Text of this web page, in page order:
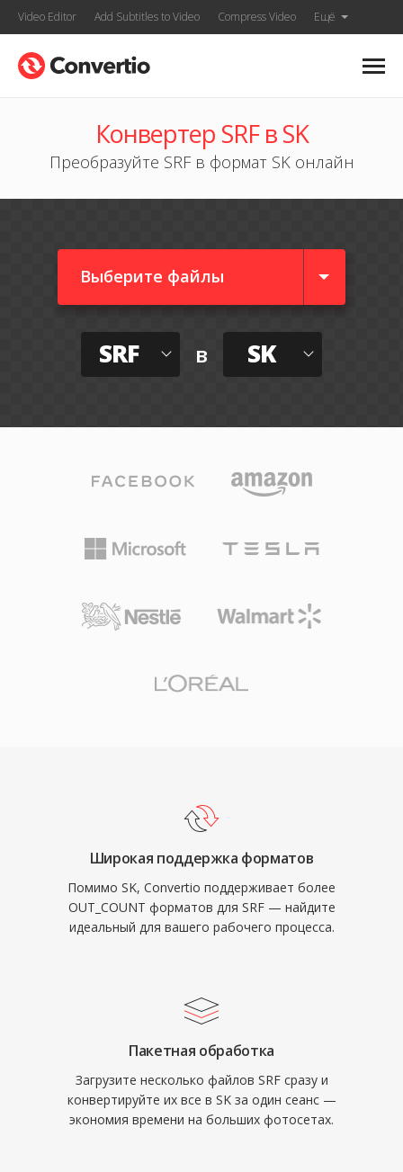
Video Editor Add Subtitles to Video Compress Video Ещё
Конвертер SRF в SK
Преобразуйте SRF в формат SK онлайн
Выберите файлы
SRF в SK
Широкая поддержка форматов
Помимо SK, Convertio поддерживает более
OUT_COUNT форматов для SRF — найдите
идеальный для вашего рабочего процесса.
Пакетная обработка
Загрузите несколько файлов SRF сразу и
конвертируйте их все в SK за один сеанс —
экономия времени на больших фотосетах.